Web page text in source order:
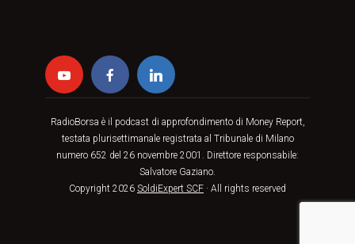
RadioBorsa è il podcast di approfondimento di Money Report,
testata plurisettimanale registrata al Tribunale di Milano
numero 652 del 26 novembre 2001. Direttore responsabile:
Salvatore Gaziano.
Copyright 2026 SoldiExpert SCF · All rights reserved